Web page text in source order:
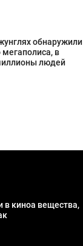
обнаружили
в
людей
киноа вещества,